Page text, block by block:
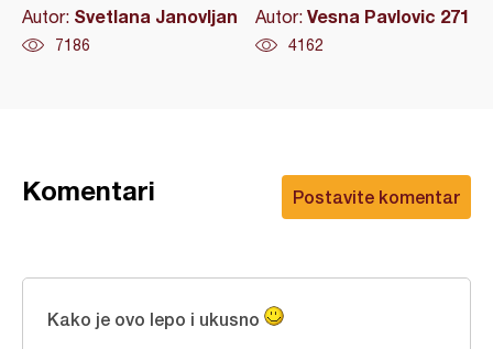
Autor: Svetlana Janovljan
7186
Autor: Vesna Pavlovic 271
4162
Postavite komentar
Komentari
Kako je ovo lepo i ukusno